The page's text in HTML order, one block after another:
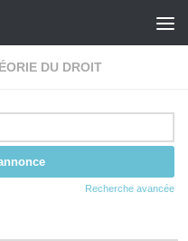
DU DROIT
Recherche avancée